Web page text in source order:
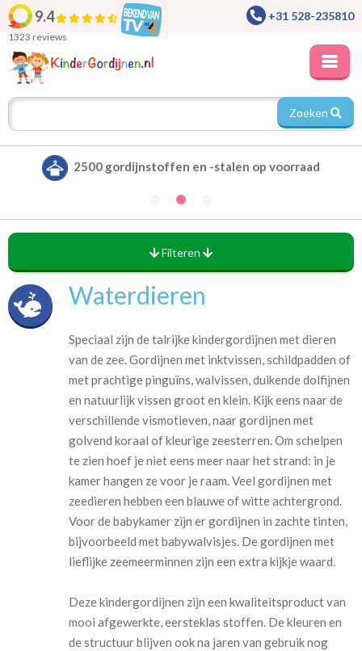
9.4
1323 reviews
+31 528-235810
Zoeken
Alle gordijnen verduisterend leverbaar
Filteren
Waterdieren
Speciaal zijn de talrijke kindergordijnen met dieren
van de zee. Gordijnen met inktvissen, schildpadden of
met prachtige pinguïns, walvissen, duikende dolfijnen
en natuurlijk vissen groot en klein. Kijk eens naar de
verschillende vismotieven, naar gordijnen met
golvend koraal of kleurige zeesterren. Om schelpen
te zien hoef je niet eens meer naar het strand: in je
kamer hangen ze voor je raam. Veel gordijnen met
zeedieren hebben een blauwe of witte achtergrond.
Voor de babykamer zijn er gordijnen in zachte tinten,
bijvoorbeeld met babywalvisjes. De gordijnen met
lieflijke zeemeerminnen zijn een extra kijkje waard.
Deze kindergordijnen zijn een kwaliteitsproduct van
mooi afgewerkte, eersteklas stoffen. De kleuren en
de structuur blijven ook na jaren van gebruik nog